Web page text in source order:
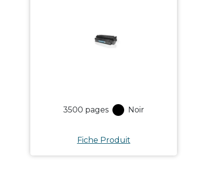
3500 pages Noir
Fiche Produit